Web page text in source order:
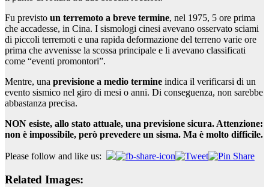
Fu previsto un terremoto a breve termine, nel 1975, 5 ore prima
che accadesse, in Cina. I sismologi cinesi avevano osservato sciami
di piccoli terremoti e una rapida deformazione del terreno varie ore
prima che avvenisse la scossa principale e li avevano classificati
come “eventi promontori”.
Mentre, una previsione a medio termine indica il verificarsi di un
evento sismico nel giro di mesi o anni. Di conseguenza, non sarebbe
abbastanza precisa.
NON esiste, allo stato attuale, una previsione sicura. Attenzione:
non è impossibile, però prevedere un sisma. Ma è molto difficile.
Please follow and like us:
Related Images: